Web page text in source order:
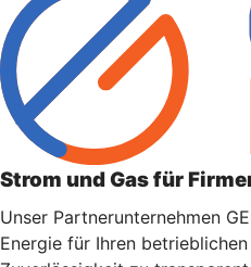
Strom und Gas für
Unser Partnerunternehmen
Energie für Ihren